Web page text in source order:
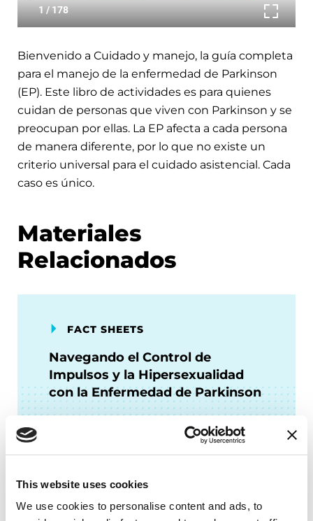
This website uses cookies
We use cookies to personalise content and ads, to
Bienvenido a Cuidado y manejo, la guía completa
para el manejo de la enfermedad de Parkinson
(EP). Este libro de actividades es para quienes
cuidan de personas que viven con Parkinson y se
preocupan por ellas. La EP afecta a cada persona
de manera diferente, por lo que no existe un
criterio universal para el cuidado asistencial. Cada
caso es único.
Materiales
Relacionados
FACT SHEETS
Navegando el Control de
Impulsos y la Hipersexualidad
con la Enfermedad de Parkinson